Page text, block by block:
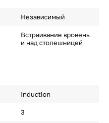
Независимый
Встраивание вровень
и над столешницей
Induction
3